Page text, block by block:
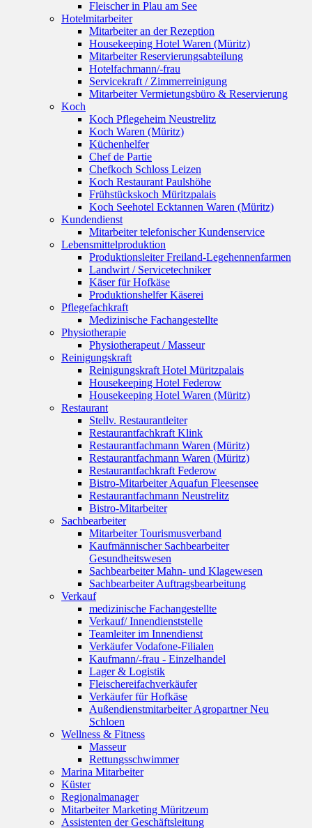
Fleischer in Plau am See
Hotelmitarbeiter
Mitarbeiter an der Rezeption
Housekeeping Hotel Waren (Müritz)
Mitarbeiter Reservierungsabteilung
Hotelfachmann/-frau
Servicekraft / Zimmerreinigung
Mitarbeiter Vermietungsbüro & Reservierung
Koch
Koch Pflegeheim Neustrelitz
Koch Waren (Müritz)
Küchenhelfer
Chef de Partie
Chefkoch Schloss Leizen
Koch Restaurant Paulshöhe
Frühstückskoch Müritzpalais
Koch Seehotel Ecktannen Waren (Müritz)
Kundendienst
Mitarbeiter telefonischer Kundenservice
Lebensmittelproduktion
Produktionsleiter Freiland-Legehennenfarmen
Landwirt / Servicetechniker
Käser für Hofkäse
Produktionshelfer Käserei
Pflegefachkraft
Medizinische Fachangestellte
Physiotherapie
Physiotherapeut / Masseur
Reinigungskraft
Reinigungskraft Hotel Müritzpalais
Housekeeping Hotel Federow
Housekeeping Hotel Waren (Müritz)
Restaurant
Stellv. Restaurantleiter
Restaurantfachkraft Klink
Restaurantfachmann Waren (Müritz)
Restaurantfachmann Waren (Müritz)
Restaurantfachkraft Federow
Bistro-Mitarbeiter Aquafun Fleesensee
Restaurantfachmann Neustrelitz
Bistro-Mitarbeiter
Sachbearbeiter
Mitarbeiter Tourismusverband
Kaufmännischer Sachbearbeiter
Gesundheitswesen
Sachbearbeiter Mahn- und Klagewesen
Sachbearbeiter Auftragsbearbeitung
Verkauf
medizinische Fachangestellte
Verkauf/ Innendienststelle
Teamleiter im Innendienst
Verkäufer Vodafone-Filialen
Kaufmann/-frau - Einzelhandel
Lager & Logistik
Fleischereifachverkäufer
Verkäufer für Hofkäse
Außendienstmitarbeiter Agropartner Neu
Schloen
Wellness & Fitness
Masseur
Rettungsschwimmer
Marina Mitarbeiter
Küster
Regionalmanager
Mitarbeiter Marketing Müritzeum
Assistenten der Geschäftsleitung